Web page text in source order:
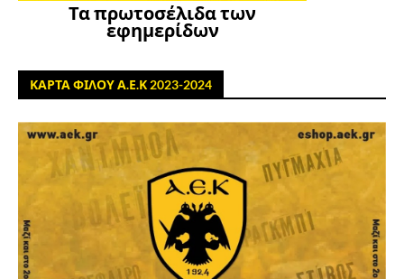
Τα πρωτοσέλιδα των
εφημερίδων
ΚΑΡΤΑ ΦΙΛΟΥ Α.Ε.Κ 2023-2024